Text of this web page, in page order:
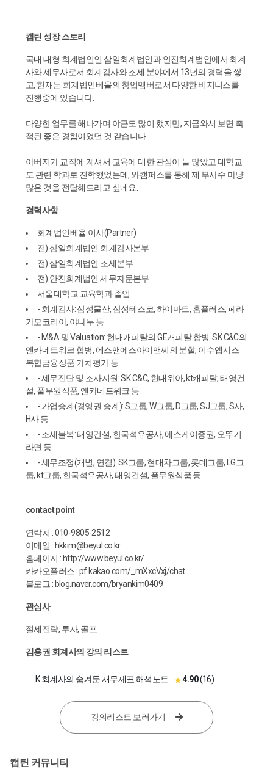
캡틴 성장 스토리
국내 대형 회계법인인 삼일회계법인과 안진회계법인에서 회계
사와 세무사로서 회계감사와 조세 분야에서 13년의 경력을 쌓
고, 현재는 회계법인베율의 창업멤버로서 다양한 비지니스를
진행중에 있습니다.
다양한 업무를 해나가며 야근도 많이 했지만, 지금와서 보면 축
적된 좋은 경험이었던 것 같습니다.
아버지가 교직에 계셔서 교육에 대한 관심이 늘 많았고 대학교
도 관련 학과로 진학했었는데, 와캠퍼스를 통해 제 부사수 마냥
많은 것을 전달해드리고 싶네요.
경력사항
회계법인베율 이사(Partner)
전) 삼일회계법인 회계감사본부
전) 삼일회계법인 조세본부
전) 안진회계법인 세무자문본부
서울대학교 교육학과 졸업
- 회계감사: 삼성물산, 삼성테스코, 하이마트, 홈플러스, 페라
가모코리아, 야나두 등
- M&A 및 Valuation: 현대캐피탈의 GE캐피탈 합병. SK C&C의
엔카네트워크 합병, 에스앤에스아이앤씨의 분할, 이수앱지스
복합금융상품 가치평가 등
- 세무진단 및 조사지원: SK C&C, 현대위아, kt캐피탈, 태영건
설, 풀무원식품, 엔카네트워크 등
- 가업승계(경영권 승계): S그룹, W그룹, D그룹, SJ그룹, S사,
H사 등
- 조세불복: 태영건설, 한국석유공사, 에스케이증권, 오뚜기
라면 등
- 세무조정(개별, 연결): SK그룹, 현대차그룹, 롯데그룹, LG그
룹, kt그룹, 한국석유공사, 태영건설, 풀무원식품 등
contact point
연락처 : 010-9805-2512
이메일 : hkkim@beyul.co.kr
홈페이지 : http://www.beyul.co.kr/
카카오플러스 : pf.kakao.com/_mXxcVxj/chat
블로그 : blog.naver.com/bryankim0409
관심사
절세전략, 투자, 골프
김홍권 회계사의 강의 리스트
K 회계사의 숨겨둔 재무제표 해석노트 4.90(16)
강의리스트 보러가기
캡틴 커뮤니티